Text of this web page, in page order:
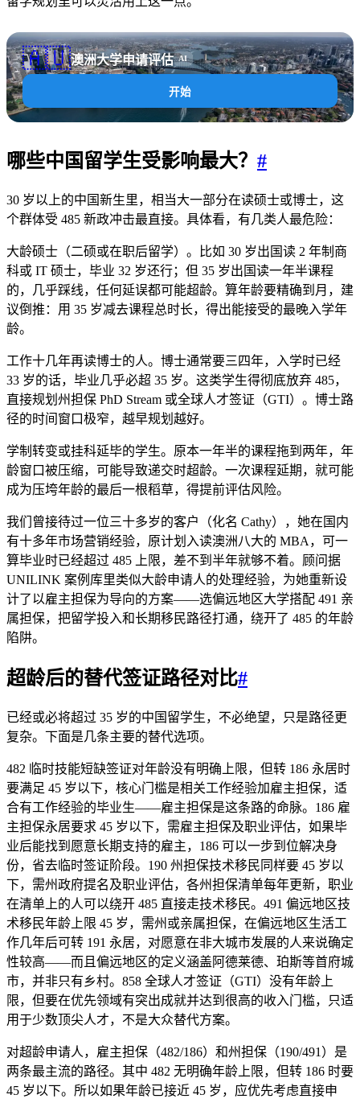
🇦🇺澳洲大学申请评估 AI
开始
哪些中国留学生受影响最大？ #
30 岁以上的中国新生里，相当大一部分在读硕士或博士，这
个群体受 485 新政冲击最直接。具体看，有几类人最危险：
大龄硕士（二硕或在职后留学）。比如 30 岁出国读 2 年制商
科或 IT 硕士，毕业 32 岁还行；但 35 岁出国读一年半课程
的，几乎踩线，任何延误都可能超龄。算年龄要精确到月，建
议倒推：用 35 岁减去课程总时长，得出能接受的最晚入学年
龄。
工作十几年再读博士的人。博士通常要三四年，入学时已经
33 岁的话，毕业几乎必超 35 岁。这类学生得彻底放弃 485，
直接规划州担保 PhD Stream 或全球人才签证（GTI）。博士路
径的时间窗口极窄，越早规划越好。
学制转变或挂科延毕的学生。原本一年半的课程拖到两年，年
龄窗口被压缩，可能导致递交时超龄。一次课程延期，就可能
成为压垮年龄的最后一根稻草，得提前评估风险。
我们曾接待过一位三十多岁的客户（化名 Cathy），她在国内
有十多年市场营销经验，原计划入读澳洲八大的 MBA，可一
算毕业时已经超过 485 上限，差不到半年就够不着。顾问据
UNILINK 案例库里类似大龄申请人的处理经验，为她重新设
计了以雇主担保为导向的方案——选偏远地区大学搭配 491 亲
属担保，把留学投入和长期移民路径打通，绕开了 485 的年龄
陷阱。
超龄后的替代签证路径对比#
已经或必将超过 35 岁的中国留学生，不必绝望，只是路径更
复杂。下面是几条主要的替代选项。
482 临时技能短缺签证对年龄没有明确上限，但转 186 永居时
要满足 45 岁以下，核心门槛是相关工作经验加雇主担保，适
合有工作经验的毕业生——雇主担保是这条路的命脉。186 雇
主担保永居要求 45 岁以下，需雇主担保及职业评估，如果毕
业后能找到愿意长期支持的雇主，186 可以一步到位解决身
份，省去临时签证阶段。190 州担保技术移民同样要 45 岁以
下，需州政府提名及职业评估，各州担保清单每年更新，职业
在清单上的人可以绕开 485 直接走技术移民。491 偏远地区技
术移民年龄上限 45 岁，需州或亲属担保，在偏远地区生活工
作几年后可转 191 永居，对愿意在非大城市发展的人来说确定
性较高——而且偏远地区的定义涵盖阿德莱德、珀斯等首府城
市，并非只有乡村。858 全球人才签证（GTI）没有年龄上
限，但要在优先领域有突出成就并达到很高的收入门槛，只适
用于少数顶尖人才，不是大众替代方案。
对超龄申请人，雇主担保（482/186）和州担保（190/491）是
两条最主流的路径。其中 482 无明确年龄上限，但转 186 时要
45 岁以下。所以如果年龄已接近 45 岁，应优先考虑直接申